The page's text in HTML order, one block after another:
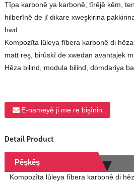
Tîpa karbonê ya karbonê, tîrêjê kêm,
hilberînê de jî dikare xweşkirina
hwd.
Kompozîta lûleya fîbera karbonê di
matt reş, birûskî de xwedan avantajek
Hêza bilind, modula bilind, domdariya
E-nameyê ji me re bişînin
Detail Product
Pêşkêş
Kompozîta lûleya fîbera karbonê di